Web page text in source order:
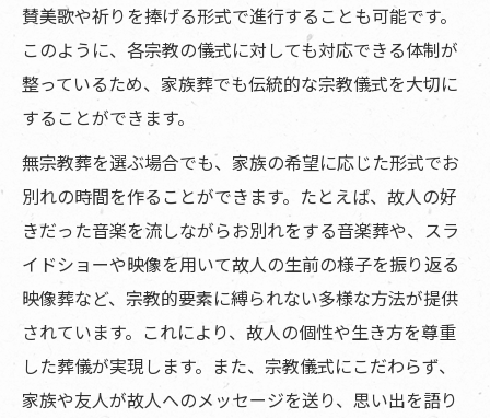
賛美歌や祈りを捧げる形式で進行することも可能です。
このように、各宗教の儀式に対しても対応できる体制が
整っているため、家族葬でも伝統的な宗教儀式を大切に
することができます。
無宗教葬を選ぶ場合でも、家族の希望に応じた形式でお
別れの時間を作ることができます。たとえば、故人の好
きだった音楽を流しながらお別れをする音楽葬や、スラ
イドショーや映像を用いて故人の生前の様子を振り返る
映像葬など、宗教的要素に縛られない多様な方法が提供
されています。これにより、故人の個性や生き方を尊重
した葬儀が実現します。また、宗教儀式にこだわらず、
家族や友人が故人へのメッセージを送り、思い出を語り